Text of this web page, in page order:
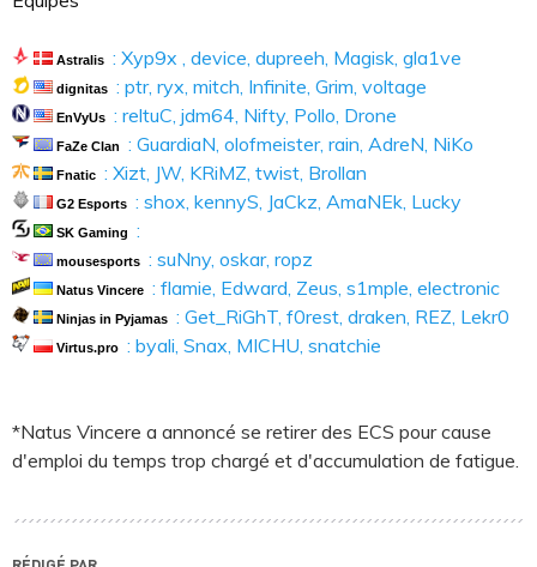
Astralis : Xyp9x , device, dupreeh, Magisk, gla1ve
dignitas : ptr, ryx, mitch, Infinite, Grim, voltage
EnVyUs : reltuC, jdm64, Nifty, Pollo, Drone
FaZe Clan : GuardiaN, olofmeister, rain, AdreN, NiKo
Fnatic : Xizt, JW, KRiMZ, twist, Brollan
G2 Esports : shox, kennyS, JaCkz, AmaNEk, Lucky
SK Gaming :
mousesports : suNny, oskar, ropz
Natus Vincere : flamie, Edward, Zeus, s1mple, electronic
Ninjas in Pyjamas : Get_RiGhT, f0rest, draken, REZ, Lekr0
Virtus.pro : byali, Snax, MICHU, snatchie
*Natus Vincere a annoncé se retirer des ECS pour cause
d'emploi du temps trop chargé et d'accumulation de fatigue.